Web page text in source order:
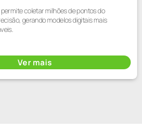
coletar milhões de pontos do
gerando modelos digitais mais
Ver mais